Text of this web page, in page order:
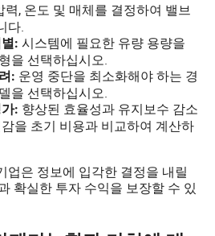
력, 온도 및 매체를 결정하여 밸브
다.
: 시스템에 필요한 유량 용량을
을 선택하십시오.
: 운영 중단을 최소화해야 하는 경
을 선택하십시오.
: 향상된 효율성과 유지보수 감소
을 초기 비용과 비교하여 계산하
업은 정보에 입각한 결정을 내릴
확실한 투자 수익을 보장할 수 있